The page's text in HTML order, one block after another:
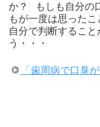
か？ もしも自分の
もが一度は思った
自分で判断するこ
う・・・
「歯周病で口臭